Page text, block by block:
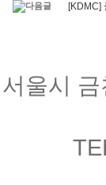
[KDMC]
서울시